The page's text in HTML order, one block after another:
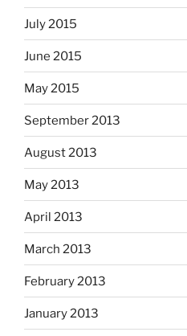
July 2015
June 2015
May 2015
September 2013
August 2013
May 2013
April 2013
March 2013
February 2013
January 2013